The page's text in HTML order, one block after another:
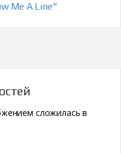
Me A Line"
сложилась в